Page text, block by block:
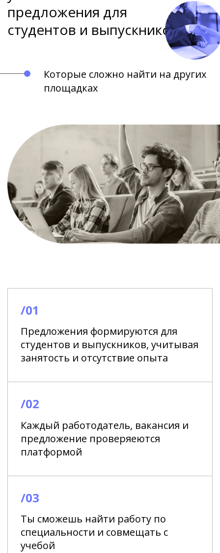
предложения для
студентов и выпускников
Которые сложно найти на других
площадках
/01
Предложения формируются для
студентов и выпускников, учитывая
занятость и отсутствие опыта
/02
Каждый работодатель, вакансия и
предложение проверяеются
платформой
/03
Ты сможешь найти работу по
специальности и совмещать с
учебой